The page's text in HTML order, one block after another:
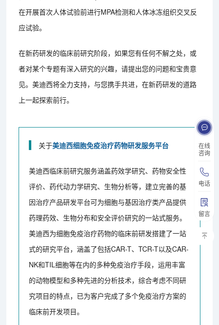
在线
咨询
电话
留言
在开展首次人体试验前进行MPA检测和人体冰冻组织交叉反
应试验。
在新药研发的临床前研究阶段，如果您有任何不解之处，或
者对某个专题有深入研究的兴趣，请提出您的问题和宝贵意
见。美迪西将全力支持，与您携手共进，在新药研发的道路
上一起探索前行。
关于美迪西细胞免疫治疗药物研发服务平台
美迪西临床前研究服务涵盖药效学研究、药物安全性
评价、药代动力学研究、生物分析等，建立完善的基
因治疗产品研发平台可为细胞与基因治疗类产品提供
药理药效、生物分布和安全评价研究的一站式服务。
美迪西为细胞免疫治疗药物的临床前研发搭建了一站
式的研究平台，涵盖了包括CAR-T、TCR-T以及CAR-
NK和TIL细胞等在内的多种免疫治疗手段，运用丰富
的动物模型和多种先进的分析技术，综合考虑不同研
究项目的特点，已为客户完成了多个免疫治疗方案的
临床前开发项目。